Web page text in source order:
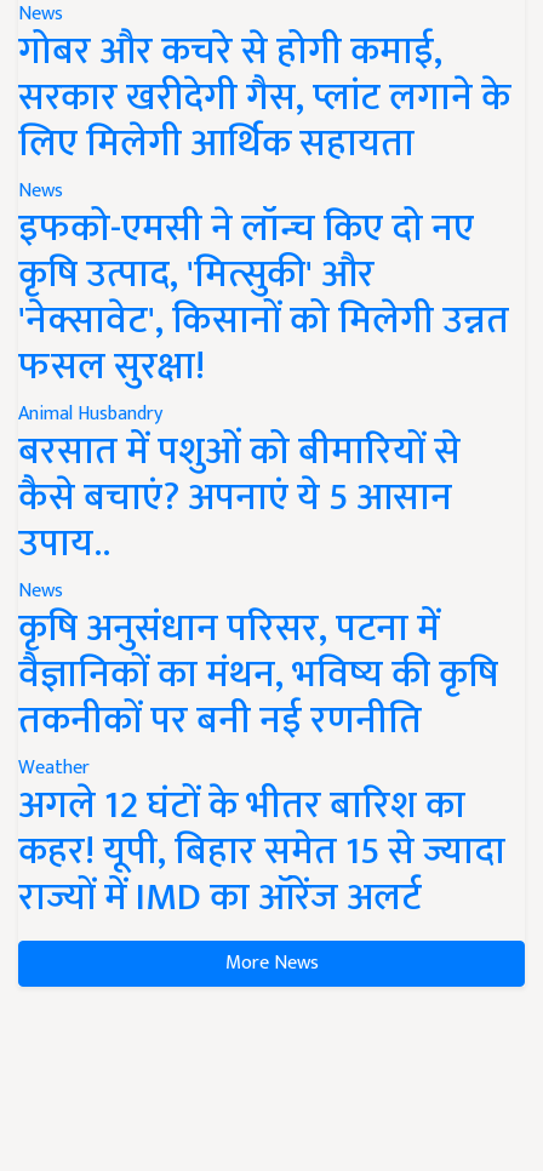
News
गोबर और कचरे से होगी कमाई,
सरकार खरीदेगी गैस, प्लांट लगाने के
लिए मिलेगी आर्थिक सहायता
News
इफको-एमसी ने लॉन्च किए दो नए
कृषि उत्पाद, 'मित्सुकी' और
'नेक्सावेट', किसानों को मिलेगी उन्नत
फसल सुरक्षा!
Animal Husbandry
बरसात में पशुओं को बीमारियों से
कैसे बचाएं? अपनाएं ये 5 आसान
उपाय..
News
कृषि अनुसंधान परिसर, पटना में
वैज्ञानिकों का मंथन, भविष्य की कृषि
तकनीकों पर बनी नई रणनीति
Weather
अगले 12 घंटों के भीतर बारिश का
कहर! यूपी, बिहार समेत 15 से ज्यादा
राज्यों में IMD का ऑरेंज अलर्ट
More News